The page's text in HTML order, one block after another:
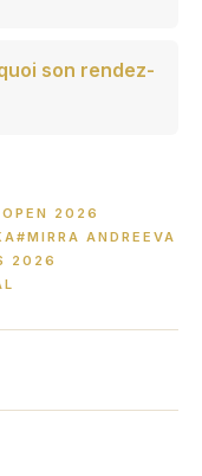
son rendez-
OPEN 2026
#MIRRA ANDREEVA
2026